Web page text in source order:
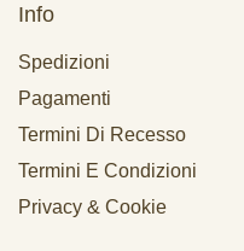
Info
Spedizioni
Pagamenti
Termini Di Recesso
Termini E Condizioni
Privacy & Cookie